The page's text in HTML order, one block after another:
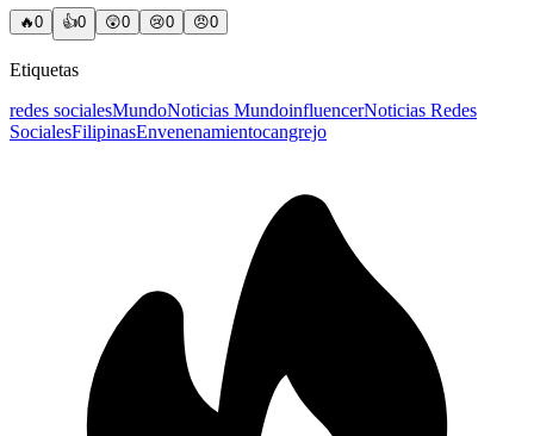
🔥0 👍0 😲0 😢0 😠0
Etiquetas
redes socialesMundoNoticias MundoinfluencerNoticias Redes
SocialesFilipinasEnvenenamientocangrejo